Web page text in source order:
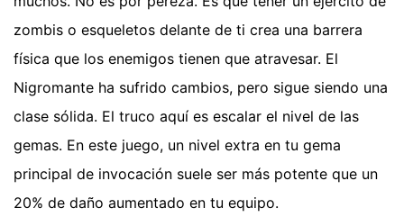
zombis o esqueletos delante de ti crea una barrera
física que los enemigos tienen que atravesar. El
Nigromante ha sufrido cambios, pero sigue siendo una
clase sólida. El truco aquí es escalar el nivel de las
gemas. En este juego, un nivel extra en tu gema
principal de invocación suele ser más potente que un
20% de daño aumentado en tu equipo.